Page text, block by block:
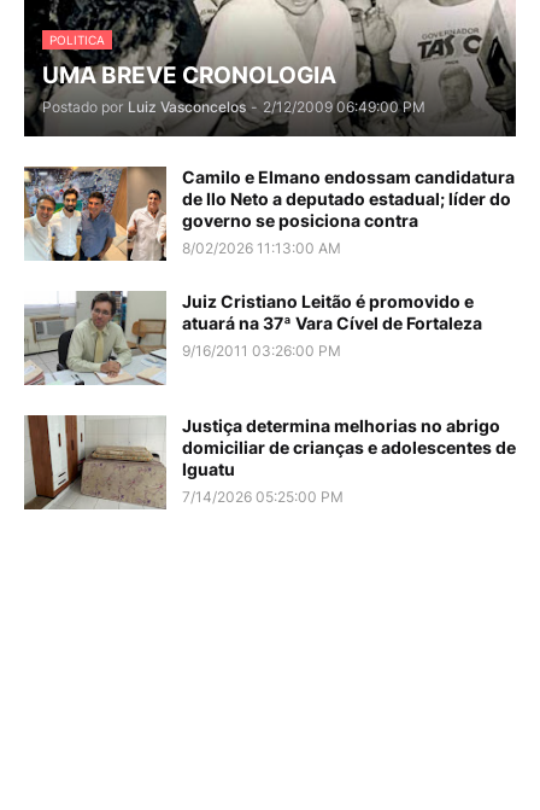
POLITICA
UMA BREVE CRONOLOGIA
Postado por Luiz Vasconcelos - 2/12/2009 06:49:00 PM
Camilo e Elmano endossam candidatura
de Ilo Neto a deputado estadual; líder do
governo se posiciona contra
8/02/2026 11:13:00 AM
Juiz Cristiano Leitão é promovido e
atuará na 37ª Vara Cível de Fortaleza
9/16/2011 03:26:00 PM
Justiça determina melhorias no abrigo
domiciliar de crianças e adolescentes de
Iguatu
7/14/2026 05:25:00 PM